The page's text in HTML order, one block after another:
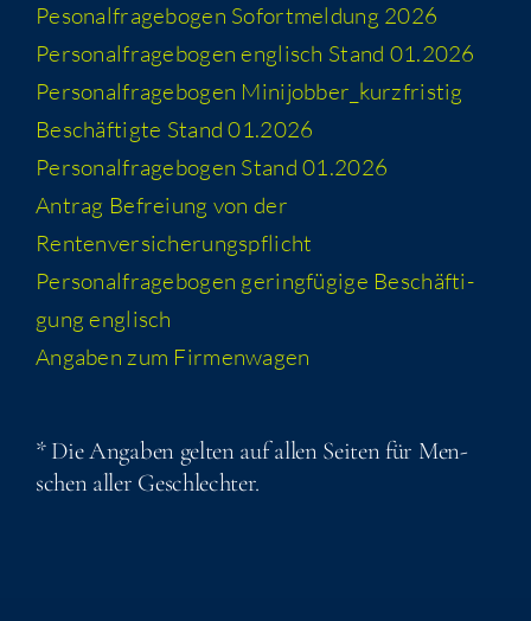
Peso­nal­fra­ge­bo­gen Sofort­mel­dung 2026
Per­so­nal­fra­ge­bo­gen eng­lisch Stand 01.2026
Per­so­nal­fra­ge­bo­gen Minijobber_​kurzfristig
Beschäf­tig­te Stand 01.2026
Per­so­nal­fra­ge­bo­gen Stand 01.2026
Antrag Befrei­ung von der
Rentenversicherungspflicht
Per­so­nal­fra­ge­bo­gen gering­fü­gi­ge Beschäf­ti­
gung englisch
Anga­ben zum Firmenwagen
* Die Anga­ben gel­ten auf allen Sei­ten für Men­
schen aller Geschlechter.